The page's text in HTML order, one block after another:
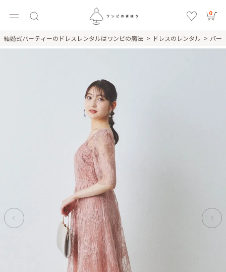
0
結婚式パーティーのドレスレンタルはワンピの魔法 ドレスのレンタル パー